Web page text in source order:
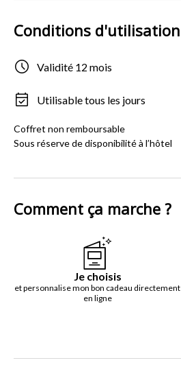
Conditions d'utilisation
Validité 12 mois
Utilisable tous les jours
Coffret non remboursable
Sous réserve de disponibilité à l’hôtel
Comment ça marche ?
Je choisis
et personnalise mon bon cadeau directement
en ligne